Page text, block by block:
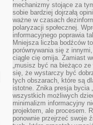
mechanizmy stojące za
sobie bardziej dojrzałą
ważne w czasach
polaryzacji społecznej.
informacyjnego poprawia
Mniejsza liczba bodźców
porównywania się z
ciągle cię omija. Zamiast
„musisz być na bieżąco
się, że wystarczy być
tych obszarach, które są
istotne. Znika presja bycia
wszystkich możliwych
minimalizm informacyjny
projektem, ale procesem.
ponownie przejrzeć swoje